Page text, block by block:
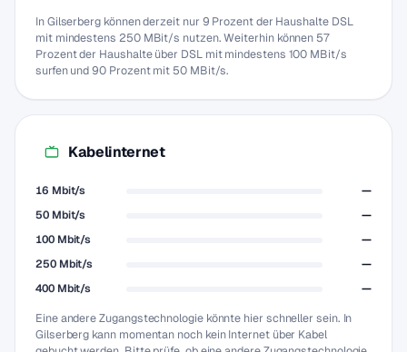
In Gilserberg können derzeit nur 9 Prozent der Haushalte DSL
mit mindestens 250 MBit/s nutzen. Weiterhin können 57
Prozent der Haushalte über DSL mit mindestens 100 MBit/s
surfen und 90 Prozent mit 50 MBit/s.
Kabelinternet
16 Mbit/s
—
50 Mbit/s
—
100 Mbit/s
—
250 Mbit/s
—
400 Mbit/s
—
Eine andere Zugangstechnologie könnte hier schneller sein. In
Gilserberg kann momentan noch kein Internet über Kabel